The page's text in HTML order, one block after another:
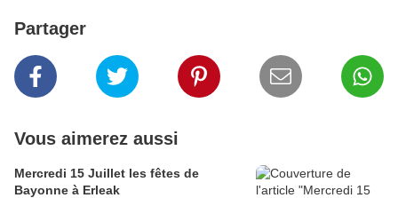
Partager
Vous aimerez aussi
Mercredi 15 Juillet les fêtes de
Bayonne à Erleak